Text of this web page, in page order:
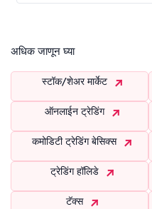
अधिक जाणून घ्या
स्टॉक/शेअर मार्केट
ऑनलाईन ट्रेडिंग
कमोडिटी ट्रेडिंग बेसिक्स
ट्रेडिंग हॉलिडे
टॅक्स